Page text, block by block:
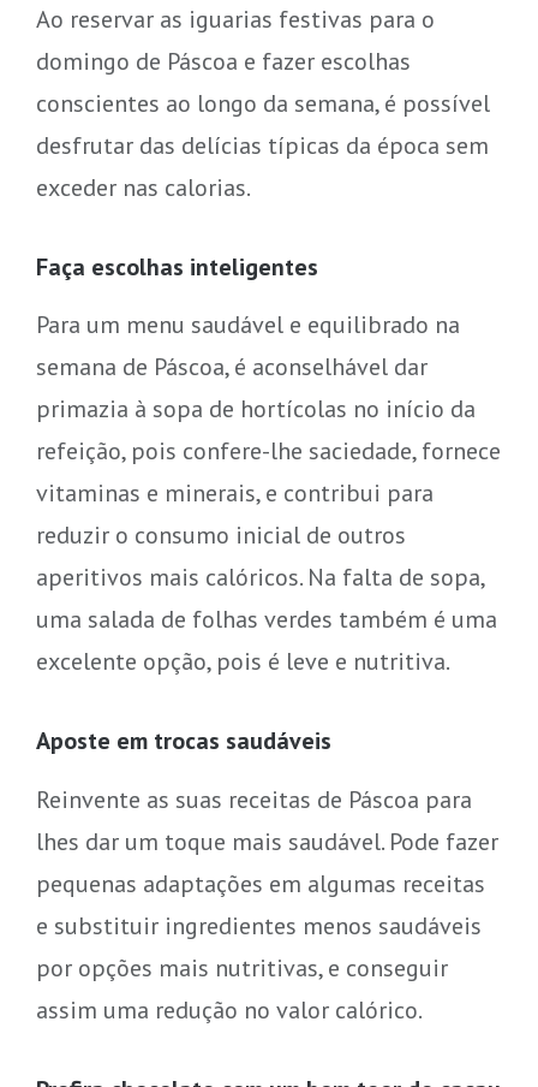
Ao reservar as iguarias festivas para o
domingo de Páscoa e fazer escolhas
conscientes ao longo da semana, é possível
desfrutar das delícias típicas da época sem
exceder nas calorias.
Faça escolhas inteligentes
Para um menu saudável e equilibrado na
semana de Páscoa, é aconselhável dar
primazia à sopa de hortícolas no início da
refeição, pois confere-lhe saciedade, fornece
vitaminas e minerais, e contribui para
reduzir o consumo inicial de outros
aperitivos mais calóricos. Na falta de sopa,
uma salada de folhas verdes também é uma
excelente opção, pois é leve e nutritiva.
Aposte em trocas saudáveis
Reinvente as suas receitas de Páscoa para
lhes dar um toque mais saudável. Pode fazer
pequenas adaptações em algumas receitas
e substituir ingredientes menos saudáveis
por opções mais nutritivas, e conseguir
assim uma redução no valor calórico.